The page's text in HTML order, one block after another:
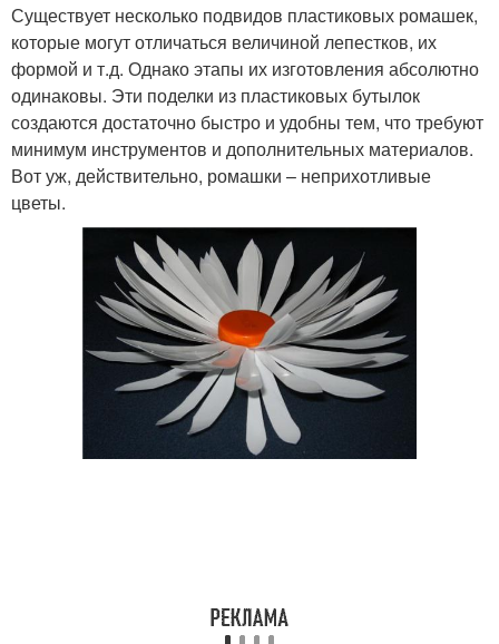
Существует несколько подвидов пластиковых ромашек,
которые могут отличаться величиной лепестков, их
формой и т.д. Однако этапы их изготовления абсолютно
одинаковы. Эти поделки из пластиковых бутылок
создаются достаточно быстро и удобны тем, что требуют
минимум инструментов и дополнительных материалов.
Вот уж, действительно, ромашки – неприхотливые
цветы.